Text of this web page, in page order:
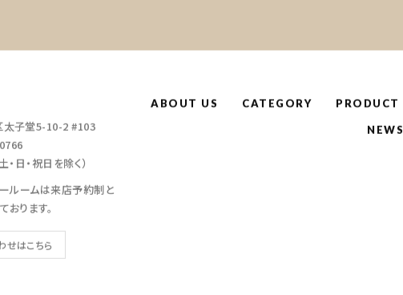
太子堂5-10-2 #103
日・祝日を除く）
ールームは来店予約制と
おります。
せはこちら
ABOUT US CATEGORY PRODUCT
NEWS